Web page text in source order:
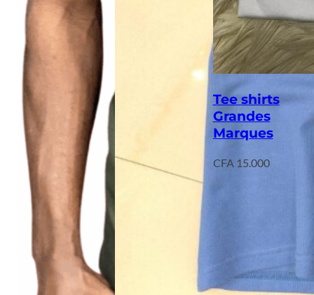
Tee shirts
Grandes
Marques
CFA15.000